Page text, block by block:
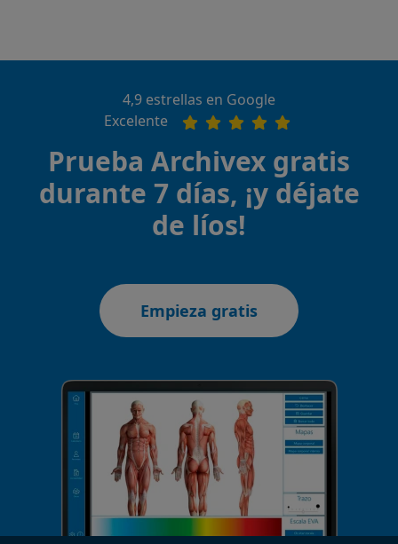
4,9 estrellas en Google
Excelente
Prueba Archivex gratis
durante 7 días, ¡y déjate
de líos!
Empieza gratis